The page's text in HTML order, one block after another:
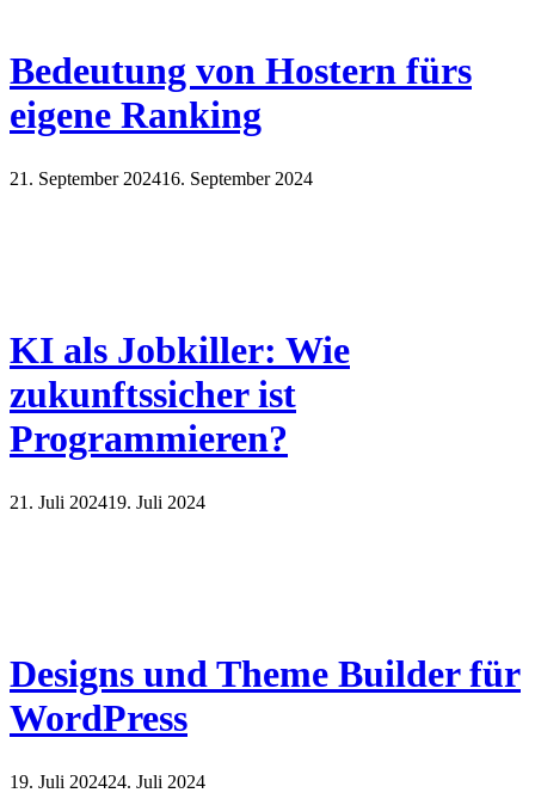
Bedeutung von Hostern fürs
eigene Ranking
21. September 202416. September 2024
KI als Jobkiller: Wie
zukunftssicher ist
Programmieren?
21. Juli 202419. Juli 2024
Designs und Theme Builder für
WordPress
19. Juli 202424. Juli 2024